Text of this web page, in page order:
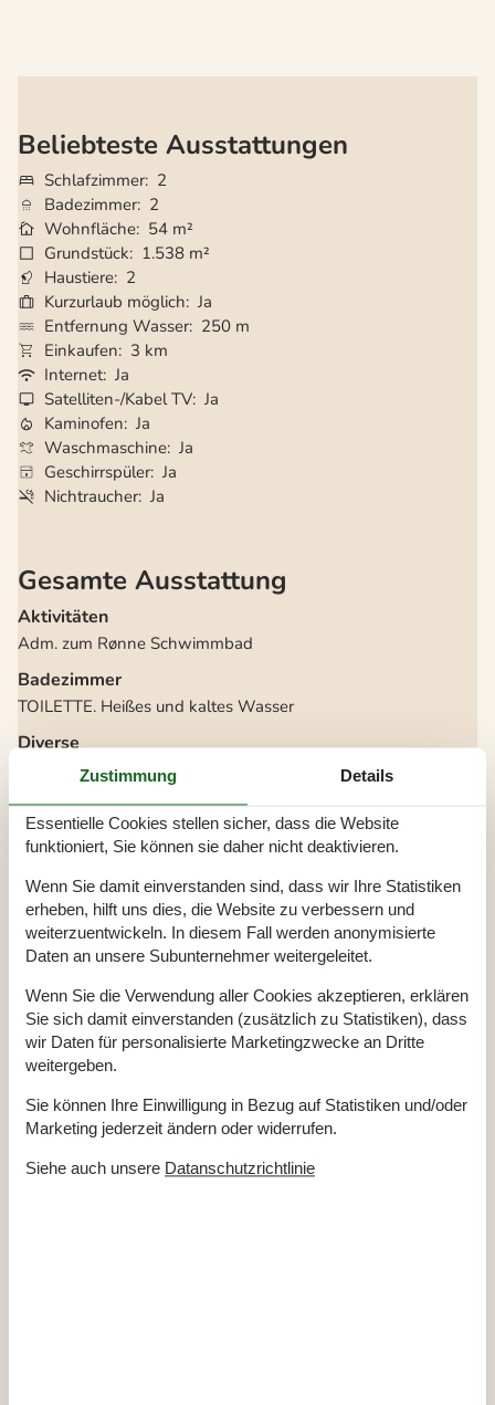
Beliebteste Ausstattungen
Schlafzimmer 2
Badezimmer 2
Wohnfläche 54 m²
Grundstück
1.538 m²
Haustiere 2
Kurzurlaub möglich Ja
Entfernung Wasser 250 m
Einkaufen
3 km
Internet Ja
Satelliten-/Kabel TV Ja
Kaminofen Ja
Waschmaschine Ja
Geschirrspüler Ja
Nichtraucher Ja
Gesamte Ausstattung
Aktivitäten
Adm. zum Rønne Schwimmbad
Badezimmer
TOILETTE. Heißes und kaltes Wasser
Diverse
Anzahl Haustiere 2
Anzahl kostenloser Kinder (<4 Jahre)
Baujahr 1955
Baumaterial: Holz
Ferienhaus 54 m²
Haustiere Ja 2
Heizung, Elektroheizung
Kabelfernsehen, deutsche Sender
Renoviert 2015
Self-Service-Check-in
Staubsauger
Teilweise isoliert
Waschmaschine
Draußen
Gartenmöbel
Kostenloser Parkplatz auf dem Gelände 2
Kugelgrill
Landschaftsgarten 1538 m²
Drinnen
Zustimmung Details
Essentielle Cookies stellen sicher, dass die Website
funktioniert, Sie können sie daher nicht deaktivieren.
Wenn Sie damit einverstanden sind, dass wir Ihre Statistiken
erheben, hilft uns dies, die Website zu verbessern und
weiterzuentwickeln. In diesem Fall werden anonymisierte
Daten an unsere Subunternehmer weitergeleitet.
Wenn Sie die Verwendung aller Cookies akzeptieren, erklären
Sie sich damit einverstanden (zusätzlich zu Statistiken), dass
wir Daten für personalisierte Marketingzwecke an Dritte
weitergeben.
Sie können Ihre Einwilligung in Bezug auf Statistiken und/oder
Marketing jederzeit ändern oder widerrufen.
Siehe auch unsere Datanschutzrichtlinie